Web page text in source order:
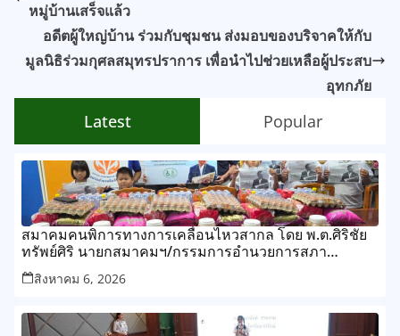
หมู่บ้านเสร็จแล้ว
อดีตผู้ใหญ่บ้าน ร่วมกับชุมชน ส่งมอบของบริจาคให้กับ
มูลนิธิร่วมกุศลสมุทรปราการ เพื่อนำไปช่วยเหลือผู้ประสบ
อุทกภัย
Latest Popular
สมาคมคนพิการทางการเคลื่อนไหวสากล โดย พ.ต.ศิริชัย
ทรัพย์ศิริ นายกสมาคมฯ/กรรมการอำนวยการสภา
สังคมสงเคราะห์แห่งประเทศไทย
สิงหาคม 6, 2026